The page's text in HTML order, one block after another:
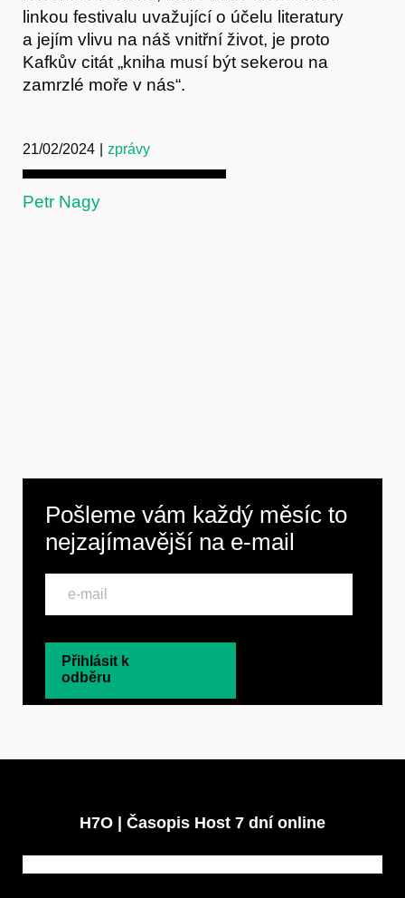
linkou festivalu uvažující o účelu literatury
a jejím vlivu na náš vnitřní život, je proto
Kafkův citát „kniha musí být sekerou na
zamrzlé moře v nás“.
21/02/2024 zprávy
Petr Nagy
Pošleme vám každý měsíc to
nejzajímavější na e-mail
Přihlásit k
odběru
H7O | Časopis Host 7 dní online